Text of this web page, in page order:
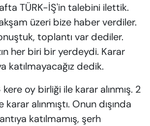
TÜRK-İŞ'in talebini ilettik.
üzeri bize haber verdiler.
toplantı var dediler.
her biri bir yerdeydi. Karar
katılmayacağız dedik.
oy birliği ile karar alınmış. 2
alınmıştı. Onun dışında
katılmamış, şerh